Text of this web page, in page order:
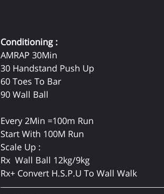
Conditioning :
AMRAP 30Min
30 Handstand Push Up
60 Toes To Bar
90 Wall Ball
Every 2Min =100m Run
Start With 100M Run
Scale Up :
Rx  Wall Ball 12kg/9kg
Rx+ Convert H.S.P.U To Wall Walk